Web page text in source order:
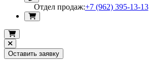
Отдел продаж:+7 (962) 395-13-13
Оставить заявку